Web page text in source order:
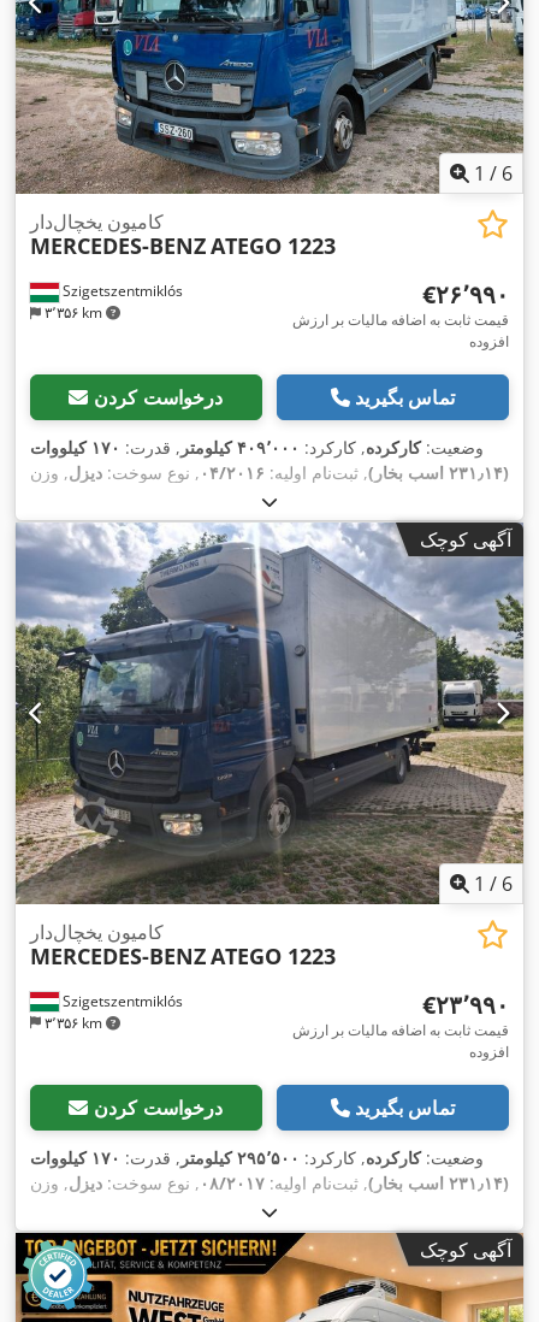
1 / 6
Szigetszentmiklós
۳٬۳۵۶ km
کامیون یخچال‌دار
MERCEDES-BENZATEGO 1223
‎€۲۶٬۹۹۰
قیمت ثابت به اضافه مالیات بر ارزش
افزوده
درخواست کردن تماس بگیرید
وضعیت:کارکرده, کارکرد: ۴۰۹٬۰۰۰ کیلومتر , قدرت:
۱۷۰ کیلووات
(۲۳۱٫۱۴ اسب بخار)
, ثبت‌نام اولیه: ۰۴/۲۰۱۶ , نوع سوخت: دیزل, وزن
کل:
چرخ‌دنده:خودکار, کلاس انتشار:یورو ۶ , طول فضای بارگیری:۷٬۳۲۵
میلی‌متر, عرض فضای بارگیری:۲٬۴۸۳ میلی‌متر
, ارتفاع فضای
بارگیری:۲٬۳۸۹ میلی‌متر , سال ساخت:۲۰۱۶, تجهیزات:
بالابر عقب, برنامه پایداری الکترونیکی (ESP), تهویه مطبوع ,
آگهی کوچک
1 / 6
Szigetszentmiklós
۳٬۳۵۶ km
کامیون یخچال‌دار
MERCEDES-BENZATEGO 1223
‎€۲۳٬۹۹۰
قیمت ثابت به اضافه مالیات بر ارزش
افزوده
درخواست کردن تماس بگیرید
وضعیت:کارکرده, کارکرد: ۲۹۵٬۵۰۰ کیلومتر , قدرت:
۱۷۰ کیلووات
(۲۳۱٫۱۴ اسب بخار)
, ثبت‌نام اولیه: ۰۸/۲۰۱۷ , نوع سوخت: دیزل, وزن
کل:
چرخ‌دنده:خودکار, کلاس انتشار:یورو ۶ , طول فضای بارگیری:۷٬۲۸۹
میلی‌متر , عرض فضای بارگیری:۲٬۴۷۹ میلی‌متر
, ارتفاع فضای
بارگیری:۲٬۴۰۹ میلی‌متر , سال ساخت:۲۰۱۷, تجهیزات:اِی‌بی‌اِس‎,
تهویه مطبوع, سیستم ناوبری,
آگهی کوچک